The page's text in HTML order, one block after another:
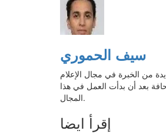
سيف الحموري
من الخبرة في مجال الإعلام
بعد أن بدأت العمل في هذا
المجال.
إقرأ ايضا